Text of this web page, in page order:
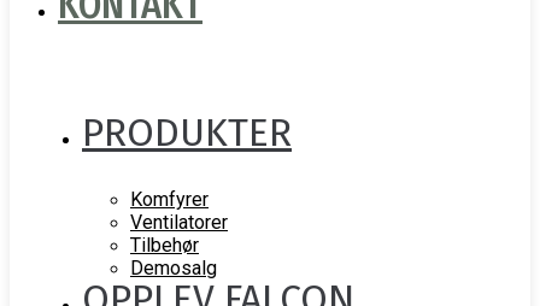
PRODUKTER
Komfyrer
Ventilatorer
Tilbehør
Demosalg